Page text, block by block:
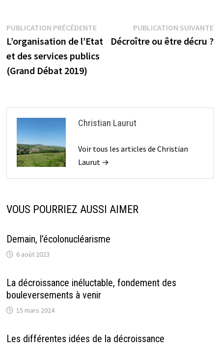
Navigation
de
l’article
PUBLICATION PRÉCÉDENTEPublication
précédente :
L’organisation de l’Etat
et des services publics
(Grand Débat 2019)
PUBLICATION SUIVANTE
Décroître ou être décru ?
Christian Laurut
Voir tous les articles de Christian
Laurut →
VOUS POURRIEZ AUSSI AIMER
Demain, l’écolonucléarisme
6 août 2023
La décroissance inéluctable, fondement des
bouleversements à venir
15 mars 2024
Les différentes idées de la décroissance